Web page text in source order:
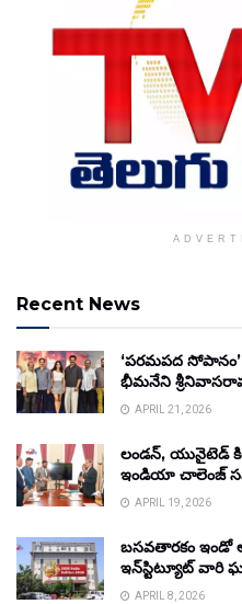
Recent News
‘పరమపద సోపానం’
భీమనేని
APRIL 21, 2026
లండన్, యునైటెడ్
ఇండియా చాలెంజ్
APRIL 19, 2026
బసవతారకం ఇండో
ఇన్‌స్టిట్యూట్ వారి
APRIL 8, 2026